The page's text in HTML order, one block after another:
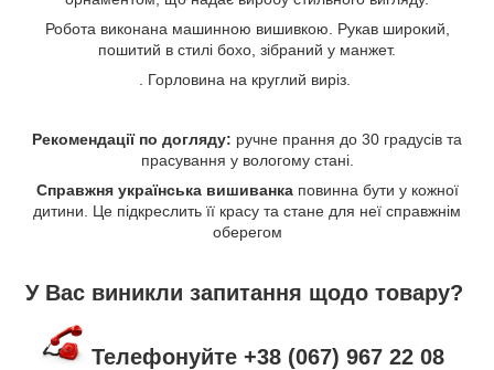
Робота виконана машинною вишивкою. Рукав широкий,
пошитий в стилі бохо, зібраний у манжет.
. Горловина на круглий виріз.
Рекомендації по догляду: ручне прання до 30 градусів та
прасування у вологому стані.
Справжня українська вишиванкаповинна бути у кожної
дитини. Це підкреслить її красу та стане для неї справжнім
оберегом
У Вас виникли запитання щодо товару?
Телефонуйте +38 (067) 967 22 08